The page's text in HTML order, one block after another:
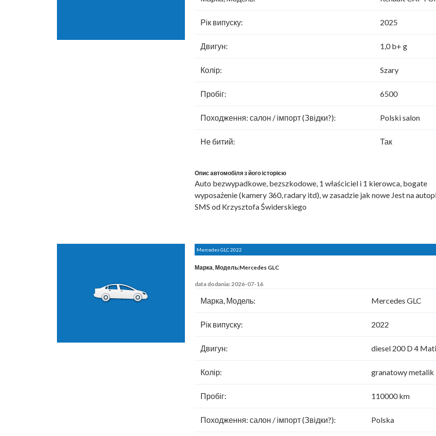
Рік випуску: 2025
Двигун: 1,0 b+ g
Колір: Szary
Пробіг: 6500
Походження: салон / імпорт (Звідки?): Polski salon
Не битий: Так
Опис автомобіля з його історією
Auto bezwypadkowe, bezszkodowe, 1 właściciel i 1 kierowca, bogate
wyposażenie (kamery 360, radary itd), w zasadzie jak nowe Jest na
SMS od Krzysztofa Świderskiego
Mercedes GLC 2022
Марка, Модель:Mercedes GLC
data dodania: 2026-07-16
Марка, Модель: Mercedes GLC
Рік випуску: 2022
Двигун: diesel 200 D 4
Колір: granatowy metalik
Пробіг: 110000 km
Походження: салон / імпорт (Звідки?): Polska